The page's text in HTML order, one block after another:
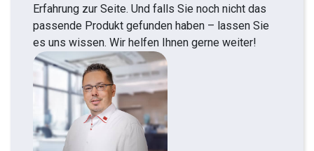
Erfahrung zur Seite. Und falls Sie noch nicht das
passende Produkt gefunden haben – lassen Sie
es uns wissen. Wir helfen Ihnen gerne weiter!